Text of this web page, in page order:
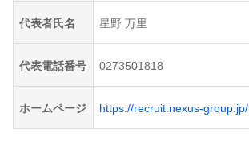
代表者氏名 星野 万里
代表電話番号 0273501818
ホームページ https://recruit.nexus-group.jp/